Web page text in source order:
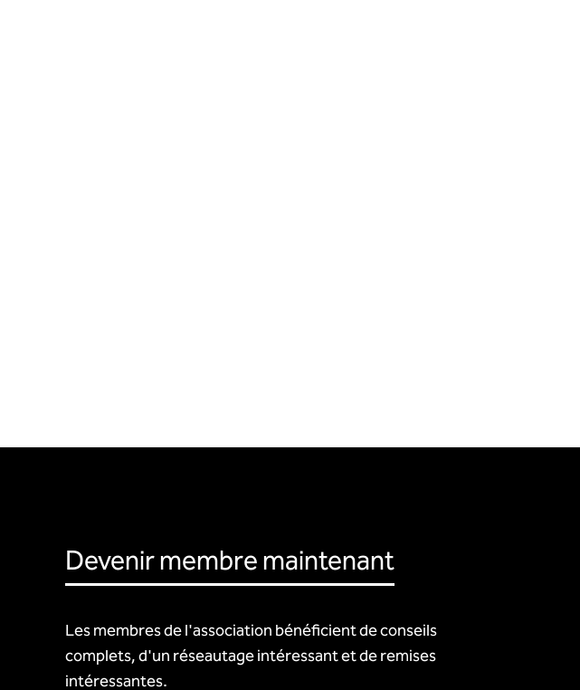
Devenir membre maintenant
Les membres de l'association bénéficient de conseils
complets, d'un réseautage intéressant et de remises
intéressantes.